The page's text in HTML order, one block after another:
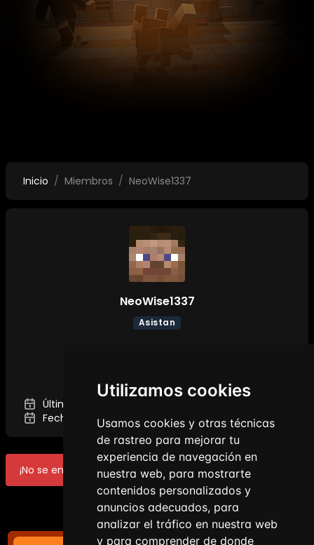
Utilizamos cookies
Usamos cookies y otras técnicas
de rastreo para mejorar tu
experiencia de navegación en
nuestra web, para mostrarte
contenidos personalizados y
anuncios adecuados, para
analizar el tráfico en nuestra web
y para comprender de donde
Inicio Miembros NeoWise1337
NeoWise1337
Asistan
Última vez visto:
Fecha de registro:
11 de mar. de 2026 19:34
¡No se encontraron datos!